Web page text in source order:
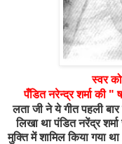
स्वर
पँडित नरेन्द्र शर्मा की "
लता जी ने ये गीत पहली
लिखा था पंडित नरेंद्र
मुक्ति में शामिल किया गया